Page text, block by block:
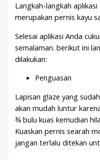
Langkah-langkah
merupakan pernis kayu
Selesai aplikasi Anda
semalaman. berikut ini
dilakukan:
Penguasan
Lapisan glaze yang
akan mudah luntur
¾ bulu kuas kemudian
Kuaskan pernis searah
jangan terlalu ditekan